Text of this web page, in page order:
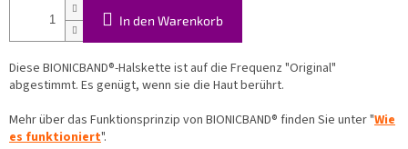
In den Warenkorb
Diese BIONICBAND®-Halskette ist auf die Frequenz "Original"
abgestimmt. Es genügt, wenn sie die Haut berührt.
Mehr über das Funktionsprinzip von BIONICBAND® finden Sie unter "Wie
es funktioniert".